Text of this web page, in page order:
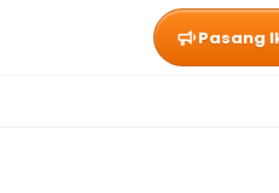
Pasang